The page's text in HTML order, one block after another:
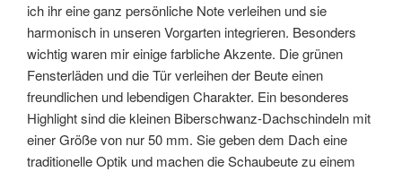
ich ihr eine ganz persönliche Note verleihen und sie
harmonisch in unseren Vorgarten integrieren. Besonders
wichtig waren mir einige farbliche Akzente. Die grünen
Fensterläden und die Tür verleihen der Beute einen
freundlichen und lebendigen Charakter. Ein besonderes
Highlight sind die kleinen Biberschwanz-Dachschindeln mit
einer Größe von nur 50 mm. Sie geben dem Dach eine
traditionelle Optik und machen die Schaubeute zu einem